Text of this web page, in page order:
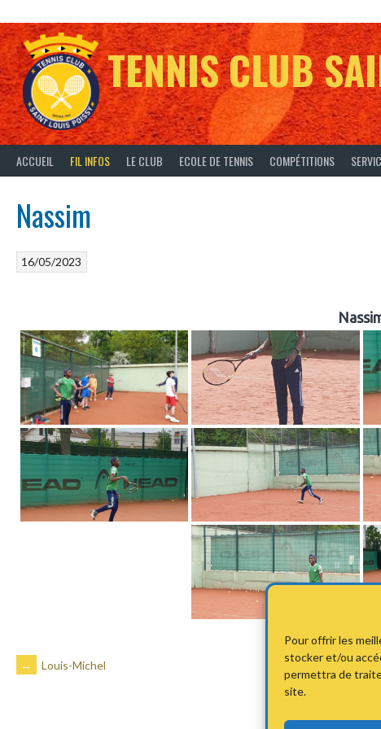
Pour offrir les
stocker et/ou
permettra de
site.
au
contenu
TENNIS CLUB
ACCUEIL FIL INFOS LE CLUB ECOLE DE TENNIS COMPÉTITIONS
Nassim
16/05/2023
NAVIGATION
← Louis-Michel